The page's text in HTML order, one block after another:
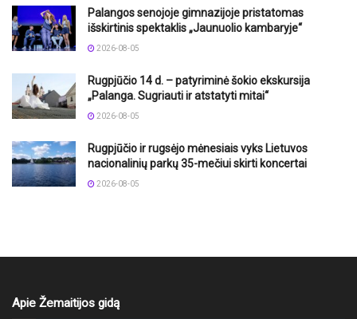
Palangos senojoje gimnazijoje pristatomas
išskirtinis spektaklis „Jaunuolio kambaryje“
2026-08-05
Rugpjūčio 14 d. – patyriminė šokio ekskursija
„Palanga. Sugriauti ir atstatyti mitai“
2026-08-05
Rugpjūčio ir rugsėjo mėnesiais vyks Lietuvos
nacionalinių parkų 35-mečiui skirti koncertai
2026-08-05
Apie Žemaitijos gidą